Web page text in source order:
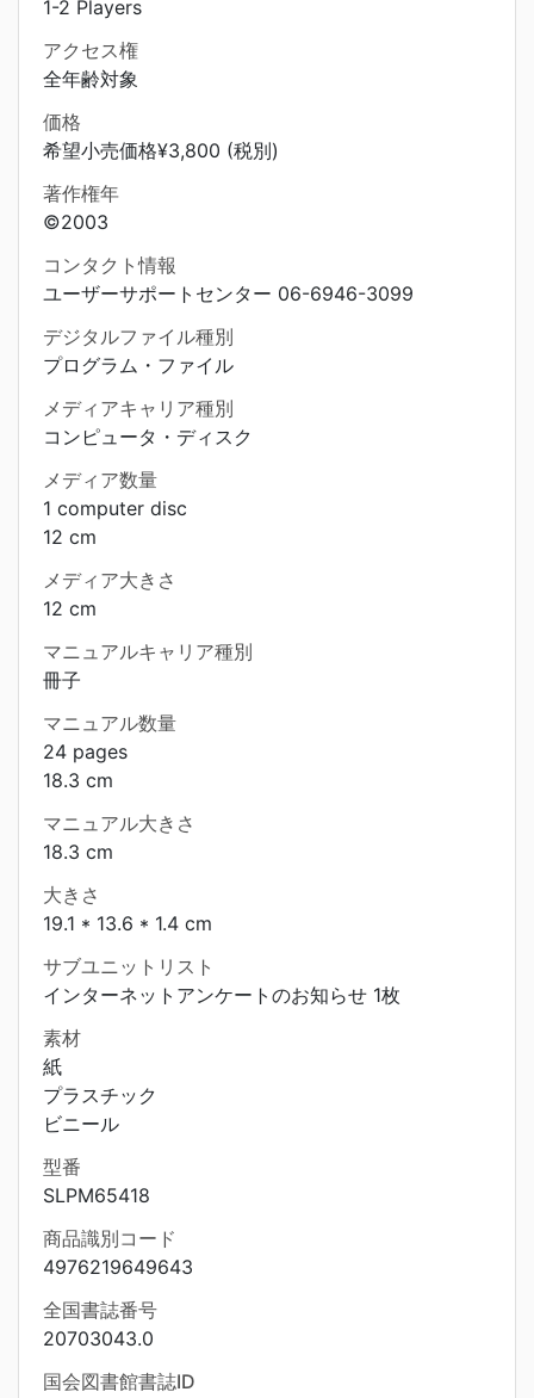
1-2 Players
アクセス権
全年齢対象
価格
希望小売価格¥3,800 (税別)
著作権年
©2003
コンタクト情報
ユーザーサポートセンター 06-6946-3099
デジタルファイル種別
プログラム・ファイル
メディアキャリア種別
コンピュータ・ディスク
メディア数量
1 computer disc
12 cm
メディア大きさ
12 cm
マニュアルキャリア種別
冊子
マニュアル数量
24 pages
18.3 cm
マニュアル大きさ
18.3 cm
大きさ
19.1 * 13.6 * 1.4 cm
サブユニットリスト
インターネットアンケートのお知らせ 1枚
素材
紙
プラスチック
ビニール
型番
SLPM65418
商品識別コード
4976219649643
全国書誌番号
20703043.0
国会図書館書誌ID